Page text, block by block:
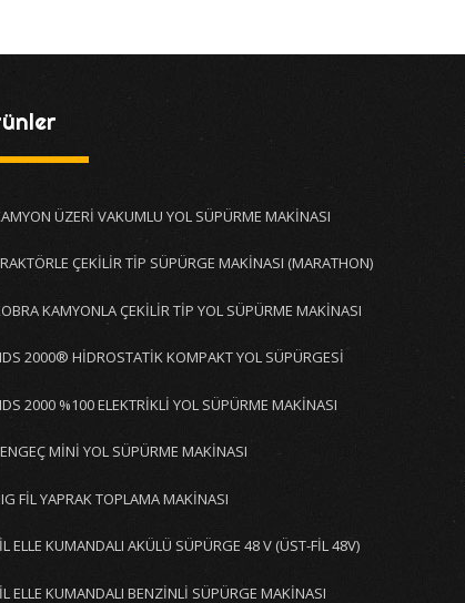
ÜZERİ VAKUMLU YOL SÜPÜRME MAKİNASI
ÇEKİLİR TİP SÜPÜRGE MAKİNASI (MARATHON)
KAMYONLA ÇEKİLİR TİP YOL SÜPÜRME MAKİNASI
2000® HİDROSTATİK KOMPAKT YOL SÜPÜRGESİ
2000 %100 ELEKTRİKLİ YOL SÜPÜRME MAKİNASI
MİNİ YOL SÜPÜRME MAKİNASI
FİL YAPRAK TOPLAMA MAKİNASI
ELLE KUMANDALI AKÜLÜ SÜPÜRGE 48 V (ÜST-FİL 48V)
ELLE KUMANDALI BENZİNLİ SÜPÜRGE MAKİNASI